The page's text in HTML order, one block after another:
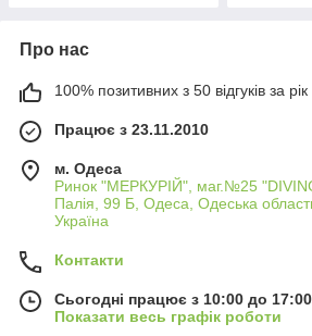
Про нас
100% позитивних з 50 відгуків за рік
Працює з 23.11.2010
м. Одеса
Ринок "МЕРКУРІЙ", маг.№25
Палія, 99 Б, Одеса, Одеська
Україна
Контакти
Сьогодні працює з 10:00 до 17:00
Показати весь графік роботи